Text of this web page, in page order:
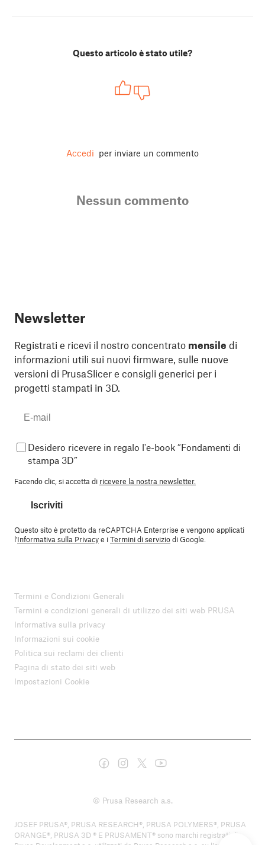
Questo articolo è stato utile?
Accedi per inviare un commento
Nessun commento
Newsletter
Registrati e ricevi il nostro concentrato mensile di
informazioni utili sui nuovi firmware, sulle nuove
versioni di PrusaSlicer e consigli generici per i
progetti stampati in 3D.
Desidero ricevere in regalo l'e-book “Fondamenti di
stampa 3D”
Facendo clic, si accetta di ricevere la nostra newsletter.
Iscriviti
Questo sito è protetto da reCAPTCHA Enterprise e vengono applicati
l'Informativa sulla Privacye iTermini di serviziodi Google.
Termini e Condizioni Generali
Termini e condizioni generali di utilizzo dei siti web PRUSA
Informativa sulla privacy
Informazioni sui cookie
Politica sui reclami dei clienti
Pagina di stato dei siti web
Impostazioni Cookie
© Prusa Research a.s.
JOSEF PRUSA®, PRUSA RESEARCH®, PRUSA POLYMERS®, PRUSA
ORANGE®, PRUSA 3D ® E PRUSAMENT® sono marchi registrati di